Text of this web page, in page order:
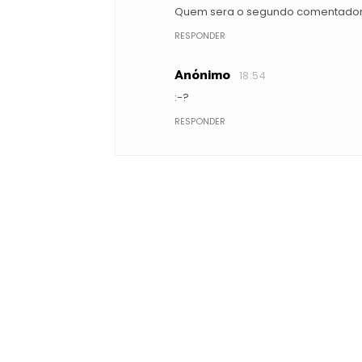
Quem sera o segundo
RESPONDER
Anónimo 18:54
:-?
RESPONDER